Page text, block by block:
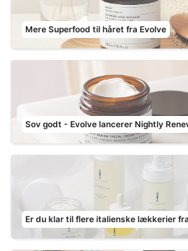
Mere Superfood til håret fra Evolve
Sov godt - Evolve lancerer Nightly
Er du klar til flere italienske lækkerier